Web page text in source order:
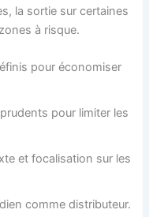
la sortie sur certaines
à risque.
pour économiser
pour limiter les
et focalisation sur les
comme distributeur.